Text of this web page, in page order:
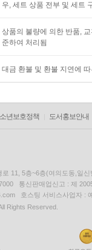
우, 세트 상품 전부 및 세트
상품의 불량에 의한 반품,
준하여 처리됨
대금 환불 및 환불 지연에
년보호정책 도서홍보안내
11, 5층~6층(여의도동,일신
통신판매업신고 : 제
호스팅 서비스사업자 :
Rights Reserved.